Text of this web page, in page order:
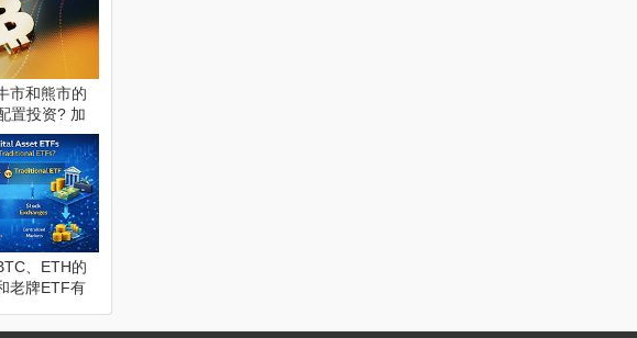
市和熊市的
置投资? 加
和熊市的时
策略
、ETH的
老牌ETF有